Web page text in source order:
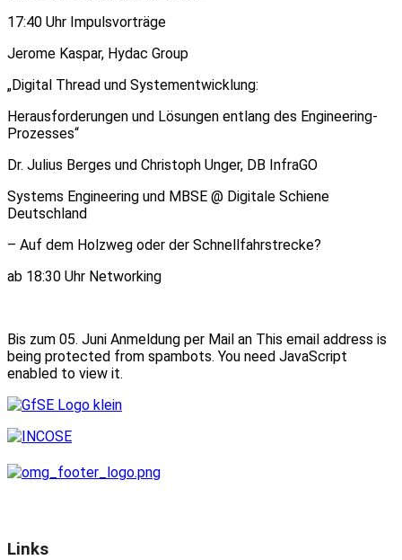
17:40 Uhr Impulsvorträge
Jerome Kaspar, Hydac Group
„Digital Thread und Systementwicklung:
Herausforderungen und Lösungen entlang des Engineering-
Prozesses“
Dr. Julius Berges und Christoph Unger, DB InfraGO
Systems Engineering und MBSE @ Digitale Schiene
Deutschland
– Auf dem Holzweg oder der Schnellfahrstrecke?
ab 18:30 Uhr Networking
Bis zum 05. Juni Anmeldung per Mail an This email address is
being protected from spambots. You need JavaScript
enabled to view it.
Links